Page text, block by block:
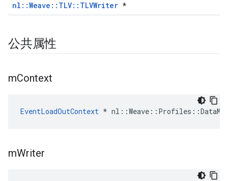
nl::Weave::TLV::TLVWriter *
公共属性
mContext
EventLoadOutContext *
mWriter